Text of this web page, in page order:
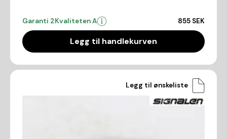
Garanti 2Kvaliteten A 855 SEK
Legg til handlekurven
Legg til ønskeliste